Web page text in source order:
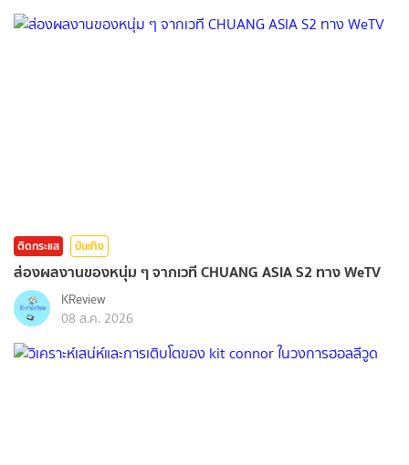
ติดกระแส บันเทิง
ส่องผลงานของหนุ่ม ๆ จากเวที CHUANG ASIA S2 ทาง WeTV
KReview
08 ส.ค. 2026